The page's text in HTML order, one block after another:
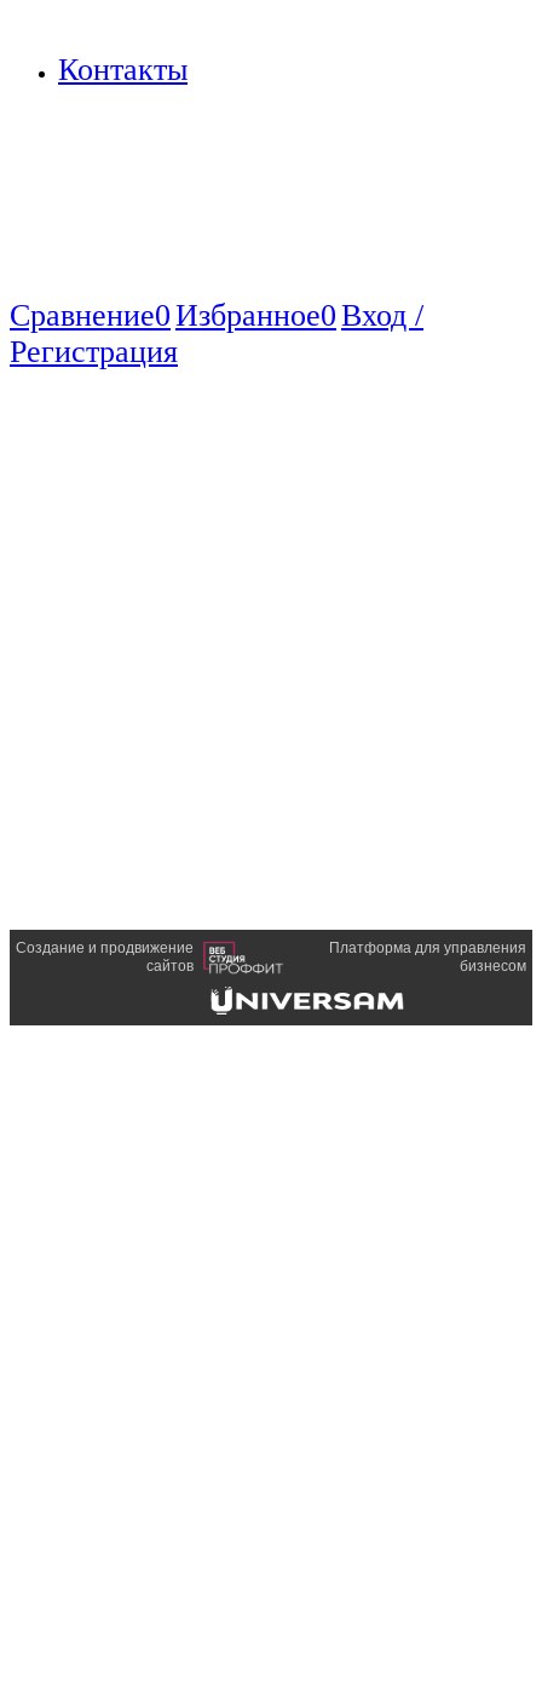
Контакты
Сравнение0Избранное0Вход /
Регистрация
Создание и продвижение
сайтов
Платформа для управления
бизнесом